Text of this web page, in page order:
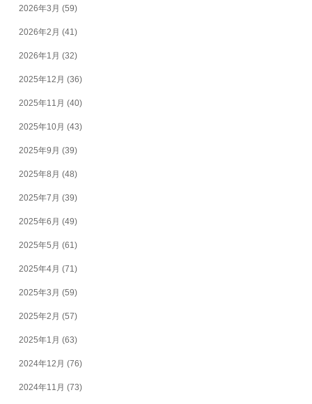
2026年3月 (59)
2026年2月 (41)
2026年1月 (32)
2025年12月 (36)
2025年11月 (40)
2025年10月 (43)
2025年9月 (39)
2025年8月 (48)
2025年7月 (39)
2025年6月 (49)
2025年5月 (61)
2025年4月 (71)
2025年3月 (59)
2025年2月 (57)
2025年1月 (63)
2024年12月 (76)
2024年11月 (73)